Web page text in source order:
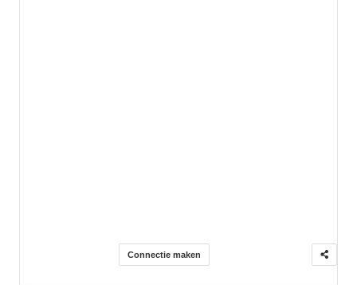
Connectie maken